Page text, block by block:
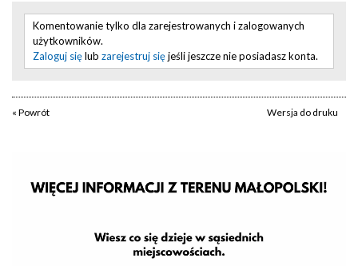
Komentowanie tylko dla zarejestrowanych i zalogowanych
użytkowników.
Zaloguj sięlub zarejestruj sięjeśli jeszcze nie posiadasz konta.
« Powrót Wersja do druku